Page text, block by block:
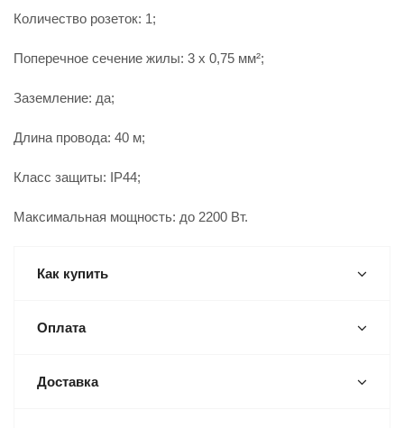
Количество розеток: 1;
Поперечное сечение жилы: 3 x 0,75 мм²;
Заземление: да;
Длина провода: 40 м;
Класс защиты: IP44;
Максимальная мощность: до 2200 Вт.
Как купить
Оплата
Доставка